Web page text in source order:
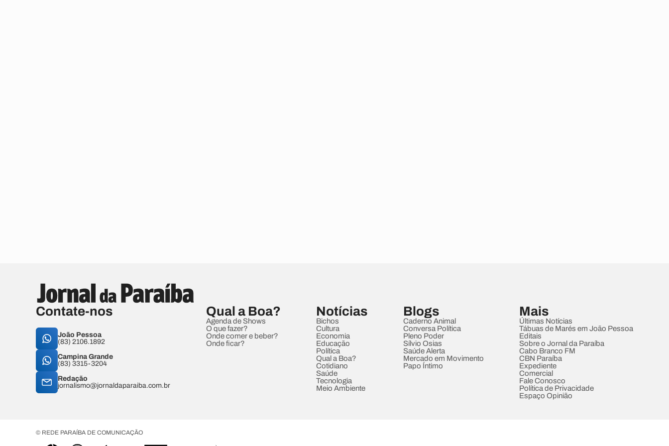
Contate-nos
João Pessoa
(83) 2106.1892
Campina Grande
(83) 3315-3204
Redação
jornalismo@jornaldaparaiba.com.br
Qual a Boa?
Agenda de Shows
O que fazer?
Onde comer e beber?
Onde ficar?
Notícias
Bichos
Cultura
Economia
Educação
Política
Qual a Boa?
Cotidiano
Saúde
Tecnologia
Meio Ambiente
Blogs
Caderno Animal
Conversa Política
Pleno Poder
Sílvio Osias
Saúde Alerta
Mercado em Movimento
Papo Íntimo
Mais
Últimas Notícias
Tábuas de Marés em João Pessoa
Editais
Sobre o Jornal da Paraíba
Cabo Branco FM
CBN Paraíba
Expediente
Comercial
Fale Conosco
Política de Privacidade
Espaço Opinião
© REDE PARAÍBA DE COMUNICAÇÃO